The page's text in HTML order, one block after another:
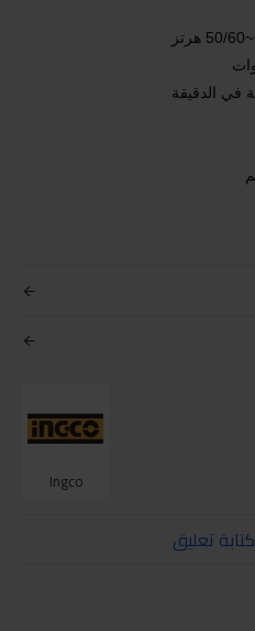
Ingco
كتابة تعليق